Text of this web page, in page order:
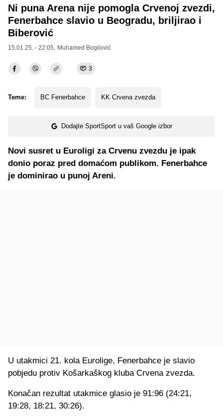
Ni puna Arena nije pomogla Crvenoj zvezdi,
Fenerbahce slavio u Beogradu, briljirao i
Biberović
15.01.25. - 22:05, Muhamed Bogilović
3
Teme: BC Fenerbahce KK Crvena zvezda
Dodajte SportSport u vaš Google izbor
Novi susret u Euroligi za Crvenu zvezdu je ipak
donio poraz pred domaćom publikom. Fenerbahce
je dominirao u punoj Areni.
U utakmici 21. kola Eurolige, Fenerbahce je slavio
pobjedu protiv Košarkaškog kluba Crvena zvezda.
Konačan rezultat utakmice glasio je 91:96 (24:21,
19:28, 18:21, 30:26).